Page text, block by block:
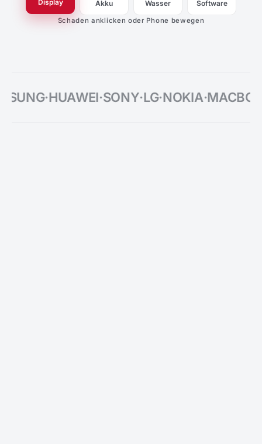
Display Akku Wasser Software
Schaden anklicken oder Phone bewegen
·HUAWEI·SONY·LG·NOKIA·